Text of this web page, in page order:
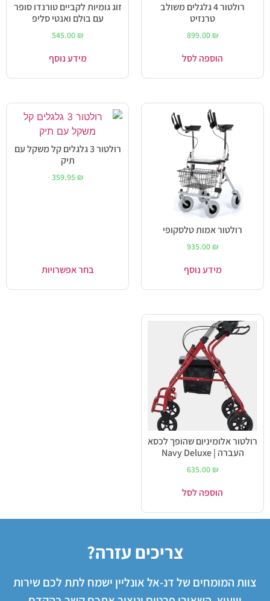
רולטור 4 גלגלים משולב
טרנזיט
899.00 ₪
הוספה לסל
זוג גומיות לקביים טורנדו סופר
עם בולם ואנטי סליפ
545.00 ₪
מידע נוסף
רולטור אמות טלסקופי
935.00 ₪
מידע נוסף
רולטור 3 גלגלים קל משקל עם
תיק
359.95 ₪
בחר אפשרויות
רולטור אלומיניום שהופך לכסא
העברה | Navy Deluxe
635.00 ₪
הוספה לסל
צריכים עזרה?
צוות המומחים של דנ-אל אונליין ישמח לתת לכם שירות